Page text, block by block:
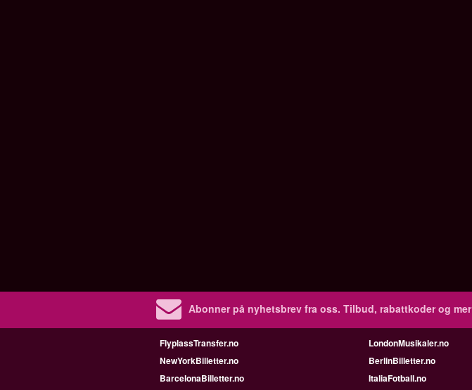
Abonner på nyhetsbrev fra oss. Tilbud, rabattkoder og mer
FlyplassTransfer.no LondonMusikaler.no
NewYorkBilletter.no
BerlinBilletter.no
BarcelonaBilletter.no
ItaliaFotball.no